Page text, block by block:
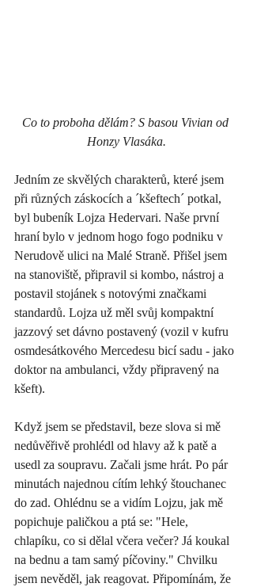
Co to proboha dělám? S basou Vivian od
Honzy Vlasáka.
Jedním ze skvělých charakterů, které jsem
při různých záskocích a ´kšeftech´ potkal,
byl bubeník Lojza Hedervari. Naše první
hraní bylo v jednom hogo fogo podniku v
Nerudově ulici na Malé Straně. Přišel jsem
na stanoviště, připravil si kombo, nástroj a
postavil stojánek s notovými značkami
standardů. Lojza už měl svůj kompaktní
jazzový set dávno postavený (vozil v kufru
osmdesátkového Mercedesu bicí sadu - jako
doktor na ambulanci, vždy připravený na
kšeft).
Když jsem se představil, beze slova si mě
nedůvěřivě prohlédl od hlavy až k patě a
usedl za soupravu. Začali jsme hrát. Po pár
minutách najednou cítím lehký štouchanec
do zad. Ohlédnu se a vidím Lojzu, jak mě
popichuje paličkou a ptá se: "Hele,
chlapíku, co si dělal včera večer? Já koukal
na bednu a tam samý píčoviny." Chvilku
jsem nevěděl, jak reagovat. Připomínám, že